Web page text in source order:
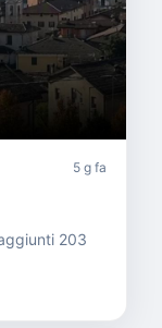
5 g fa
203